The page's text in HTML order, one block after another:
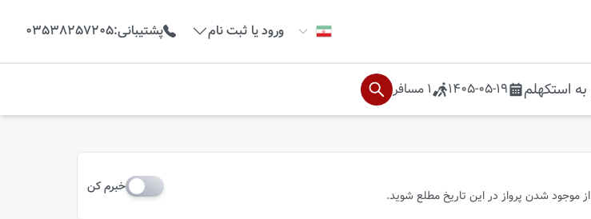
ورود یا ثبت نام پشتیبانی:
03538257205
به استکهلم 1405-05-19
1 مسافر
از موجود شدن پرواز در این تاریخ مطلع شوید.
خبرم کن